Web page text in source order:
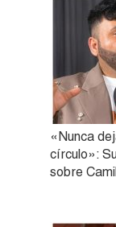
«Nunca
círculo»:
sobre